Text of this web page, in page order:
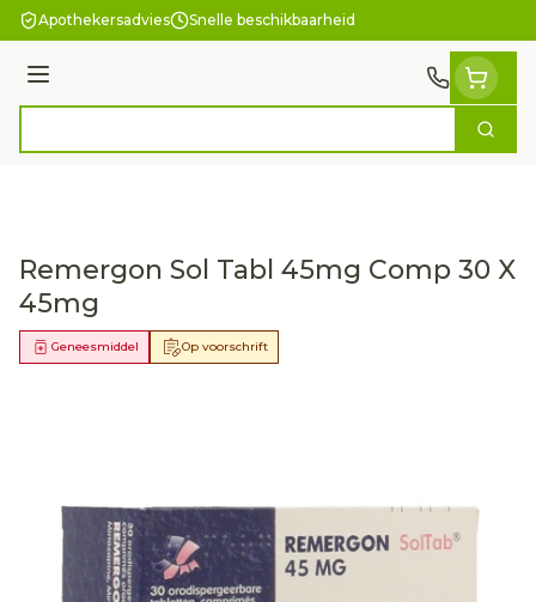
Ga naar de inhoud
Apothekersadvies Snelle beschikbaarheid
Menu
Zoek
Remergon Sol Tabl 45mg Comp 30 X
45mg
Op voorschrift
Geneesmiddel